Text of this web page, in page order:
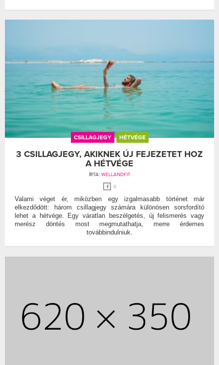
CSILLAGJEGY HÉTVÉGE
3 CSILLAGJEGY, AKIKNEK ÚJ FEJEZETET HOZ
A HÉTVÉGE
ÍRTA: WELLANDFIT
0
Valami véget ér, miközben egy izgalmasabb történet már
elkezdődött: három csillagjegy számára különösen sorsfordító
lehet a hétvége. Egy váratlan beszélgetés, új felismerés vagy
merész döntés most megmutathatja, merre érdemes
továbbindulniuk.